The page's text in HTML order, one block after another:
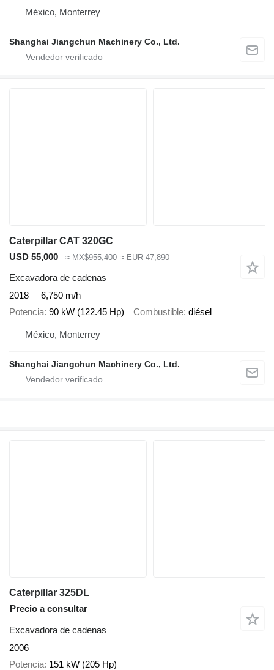
México, Monterrey
Shanghai Jiangchun Machinery Co., Ltd.
Caterpillar CAT 320GC
USD 55,000
≈ MX$955,400 ≈ EUR 47,890
Excavadora de cadenas
2018
6,750 m/h
Potencia 90 kW (122.45 Hp) Combustible diésel
México, Monterrey
Shanghai Jiangchun Machinery Co., Ltd.
Caterpillar 325DL
Precio a consultar
Excavadora de cadenas
2006
Potencia 151 kW (205 Hp)